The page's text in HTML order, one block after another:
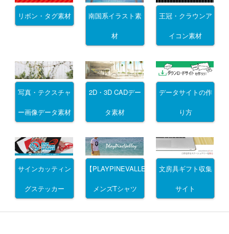
リボン・タグ素材 南国系イラスト素
材
王冠・クラウンア
イコン素材
写真・テクスチャ
ー画像データ素材
2D・3D CADデー
タ素材
データサイトの作
り方
サインカッティン
グステッカー
【PLAYPINEVALLEY】
メンズTシャツ
文房具ギフト収集
サイト